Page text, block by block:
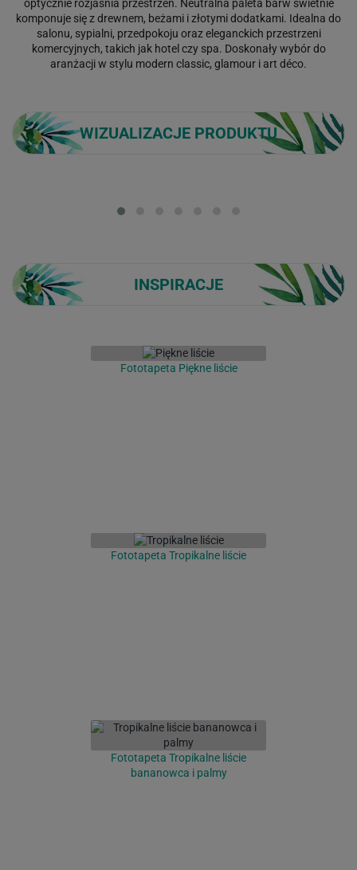
optycznie rozjaśnia przestrzeń. Neutralna paleta barw świetnie
komponuje się z drewnem, beżami i złotymi dodatkami. Idealna do
salonu, sypialni, przedpokoju oraz eleganckich przestrzeni
komercyjnych, takich jak hotel czy spa. Doskonały wybór do
aranżacji w stylu modern classic, glamour i art déco.
WIZUALIZACJE PRODUKTU
INSPIRACJE
Fototapeta Piękne liście
Fototapeta Tropikalne liście
Fototapeta Tropikalne liście
bananowca i palmy